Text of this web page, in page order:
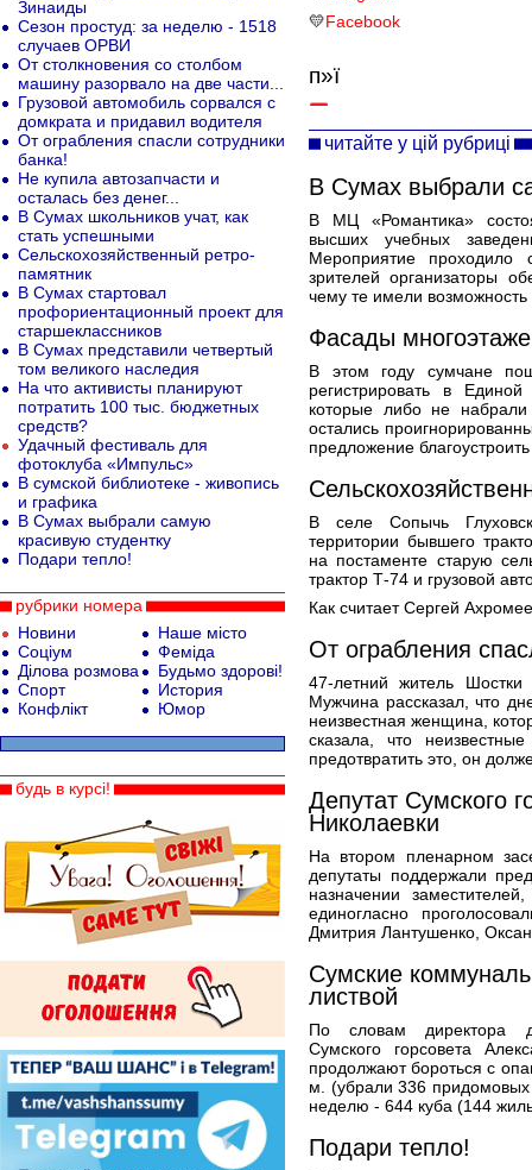
💛Facebook
п»ї
читайте у цій рубриці
В Сумах выбрали
В МЦ «Романтика»
высших учебных
Мероприятие
зрителей организаторы
чему те имели
Фасады
В этом году сумчане
регистрировать в
которые либо не набрали
остались
предложение
В селе Сопычь
территории бывшего
на постаменте старую
трактор Т-74 и грузовой
Как считает Сергей
От ограбления
47-летний житель
Мужчина рассказал, что
неизвестная женщина,
сказала, что
предотвратить это, он
Депутат Сумского
Николаевки
На втором пленарном
депутаты поддержали
назначении
единогласно
Дмитрия Лантушенко,
Сумские
листвой
По словам директора
Сумского горсовета
продолжают бороться с
м. (убрали 336
неделю - 644 куба (144
Подари тепло!
Зинаиды
Сезон простуд: за неделю - 1518
случаев ОРВИ
От столкновения со столбом
машину разорвало на две части...
Грузовой автомобиль сорвался с
домкрата и придавил водителя
От ограбления спасли сотрудники
банка!
Не купила автозапчасти и
осталась без денег...
В Сумах школьников учат, как
стать успешными
Сельскохозяйственный ретро-
памятник
В Сумах стартовал
профориентационный проект для
старшеклассников
В Сумах представили четвертый
том великого наследия
На что активисты планируют
потратить 100 тыс. бюджетных
средств?
Удачный фестиваль для
фотоклуба «Импульс»
В сумской библиотеке - живопись
и графика
В Сумах выбрали самую
красивую студентку
Подари тепло!
рубрики номера
Новини
Соціум
Ділова розмова
Спорт
Конфлікт
Наше місто
Феміда
Будьмо здорові!
История
Юмор
будь в курсі!